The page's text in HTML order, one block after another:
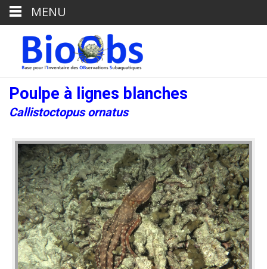
Poulpe à lignes blanches
Callistoctopus ornatus
MENU